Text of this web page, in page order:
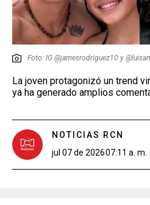
Foto: IG @jamesrodriguez10 y
La joven protagonizó un trend
ya ha generado amplios
NOTICIAS RCN
jul 07 de 202607:11 a. m.